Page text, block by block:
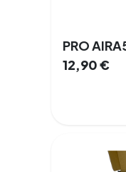
PRO
12,90€